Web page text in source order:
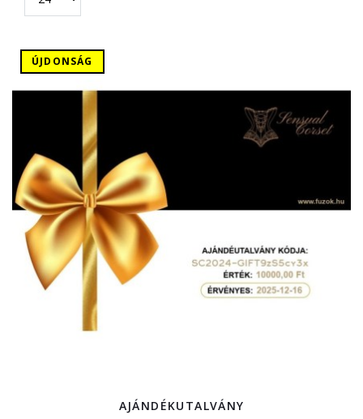
ÚJDONSÁG
AJÁNDÉKUTALVÁNY